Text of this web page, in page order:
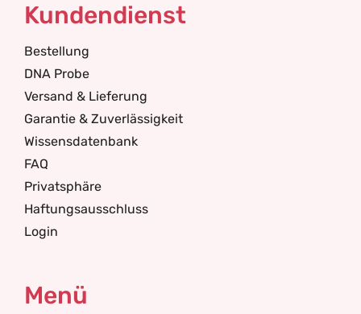
Kundendienst
Bestellung
DNA Probe
Versand & Lieferung
Garantie & Zuverlässigkeit
Wissensdatenbank
FAQ
Privatsphäre
Haftungsausschluss
Login
Menü